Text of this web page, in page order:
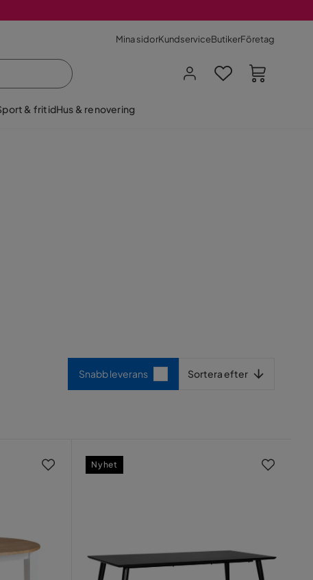
Mina sidorKundserviceButikerFöretag
& fritidHus & renovering
Snabb leverans Sortera efter
Nyhet